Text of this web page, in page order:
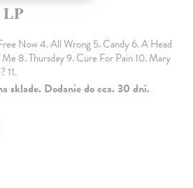
Now 4. All Wrong 5. Candy 6. A Head
8. Thursday 9. Cure For Pain 10. Mary
11.
sklade. Dodanie do cca. 30 dní.